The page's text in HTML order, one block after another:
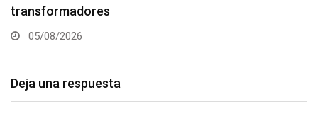
transformadores
05/08/2026
Deja una respuesta